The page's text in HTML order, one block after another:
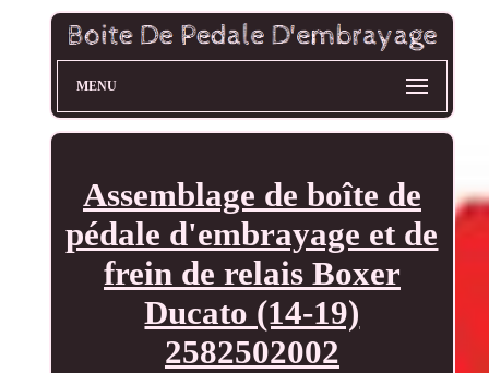
MENU
Assemblage de boîte de
pédale d'embrayage et de
frein de relais Boxer
Ducato (14-19)
2582502002